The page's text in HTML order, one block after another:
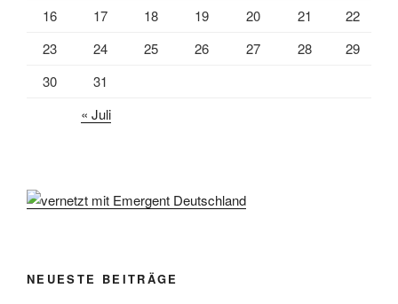
16
17 18 19 20 21
22
23
24 25 26 27 28
29
30
31
« Juli
NEUESTE BEITRÄGE